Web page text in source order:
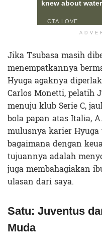
Jika Tsubasa masih
menempatkannya
Hyuga agaknya
Carlos Monetti, pelatih
menuju klub Serie C,
bola papan atas Italia,
mulusnya karier Hyuga
bagaimana dengan
tujuannya adalah
juga membahagiakan
ulasan dari saya.
Satu: Juventus
Muda